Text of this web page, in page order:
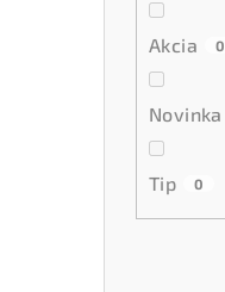
Akcia 0
Novinka
Tip 0